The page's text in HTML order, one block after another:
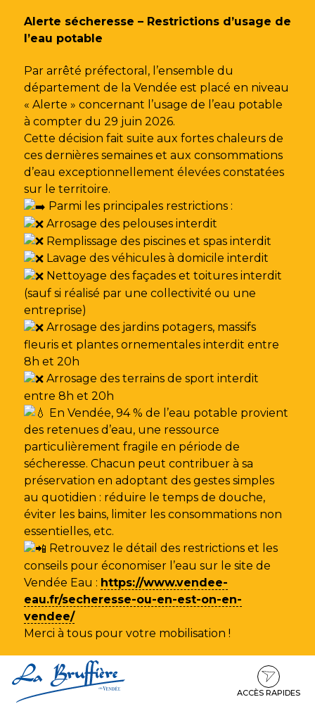
Alerte sécheresse – Restrictions d’usage de
l’eau potable
Par arrêté préfectoral, l’ensemble du
département de la Vendée est placé en niveau
« Alerte » concernant l’usage de l’eau potable
à compter du 29 juin 2026.
Cette décision fait suite aux fortes chaleurs de
ces dernières semaines et aux consommations
d’eau exceptionnellement élevées constatées
sur le territoire.
Parmi les principales restrictions :
Arrosage des pelouses interdit
Remplissage des piscines et spas interdit
Lavage des véhicules à domicile interdit
Nettoyage des façades et toitures interdit
(sauf si réalisé par une collectivité ou une
entreprise)
Arrosage des jardins potagers, massifs
fleuris et plantes ornementales interdit entre
8h et 20h
Arrosage des terrains de sport interdit
entre 8h et 20h
En Vendée, 94 % de l’eau potable provient
des retenues d’eau, une ressource
particulièrement fragile en période de
sécheresse. Chacun peut contribuer à sa
préservation en adoptant des gestes simples
au quotidien : réduire le temps de douche,
éviter les bains, limiter les consommations non
essentielles, etc.
Retrouvez le détail des restrictions et les
conseils pour économiser l’eau sur le site de
Vendée Eau : https://www.vendee-
eau.fr/secheresse-ou-en-est-on-en-
vendee/
Merci à tous pour votre mobilisation !
au
contenu
au
ACCÈS RAPIDES